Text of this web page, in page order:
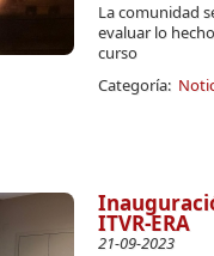
La comunidad
evaluar lo
curso
Categoría:
ITVR-ERA
21-09-2023